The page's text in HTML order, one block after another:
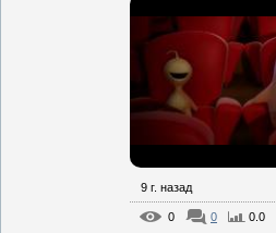
9 г. назад
0 0 0.0